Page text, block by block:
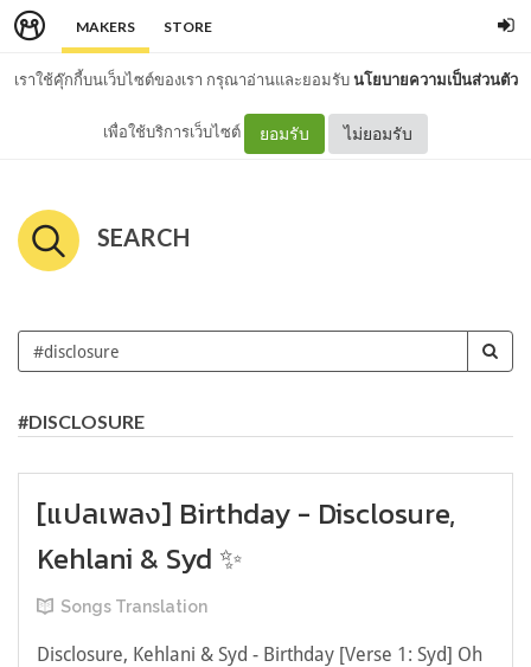
MAKERS STORE
เราใช้คุ๊กกี้บนเว็บไซต์ของเรา กรุณาอ่านและยอมรับนโยบายความเป็นส่วนตัว
เพื่อใช้บริการเว็บไซต์ ยอมรับ ไม่ยอมรับ
SEARCH
#DISCLOSURE
[แปลเพลง] Birthday - Disclosure,
Kehlani & Syd ✨
Songs Translation
Disclosure, Kehlani & Syd - Birthday [Verse 1: Syd] Oh